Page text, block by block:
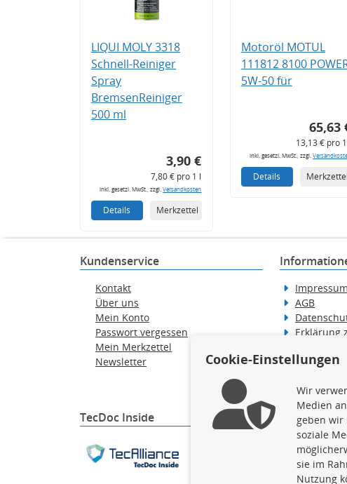
LIQUI MOLY 3318
Schnell-Reiniger
Spray
BremsenReiniger
500 ml
3,90 €
7,80 € pro 1 l
inkl. gesetzl. MwSt., zzgl.Versandkosten
Details Merkzettel
Motoröl MOTUL
111812 8100
5W-50 für
65,63
13,13 € pro
inkl. gesetzl. MwSt., zzgl.
Details Merkzettel
Kundenservice
Kontakt
Über uns
Mein Konto
Passwort vergessen
Mein Merkzettel
Newsletter
Impressum
AGB
Erklärung
TecDoc Inside
Die hier angezeigten Daten,
gesamte Datenbank ohne
ausführen zu lassen. Ein
Cookie-Einstellungen
Wir
Medien
geben
soziale
sie im
Nutzung